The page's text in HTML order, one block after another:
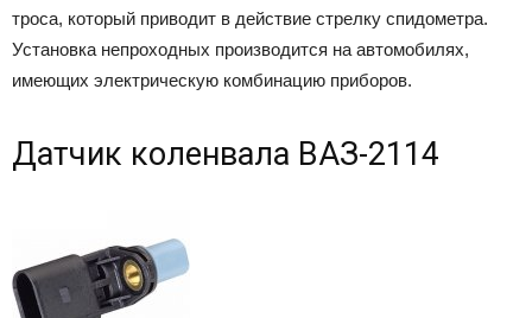
троса, который приводит в действие стрелку спидометра.
Установка непроходных производится на автомобилях,
имеющих электрическую комбинацию приборов.
Датчик коленвала ВАЗ-2114